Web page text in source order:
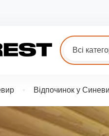
Всі
Відпочинок у